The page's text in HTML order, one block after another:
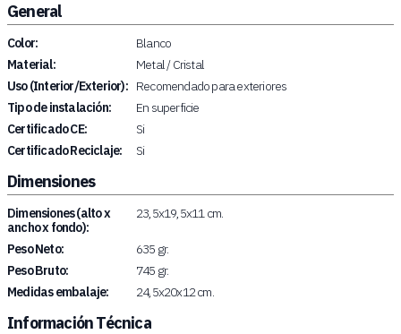
General
Color:
Blanco
Material:
Metal / Cristal
Uso (Interior/Exterior): Recomendado para exteriores
Tipo de instalación:
En superficie
Certificado CE:
Si
Certificado Reciclaje:
Si
Dimensiones
Dimensiones (alto x
ancho x fondo):
23,5x19,5x11 cm.
Peso Neto:
635 gr.
Peso Bruto:
745 gr.
Medidas embalaje:
24,5x20x12 cm.
Información Técnica